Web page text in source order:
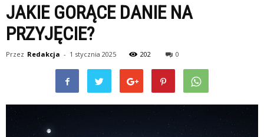
JAKIE GORĄCE DANIE NA
PRZYJĘCIE?
Przez Redakcja - 1 stycznia 2025 202 0